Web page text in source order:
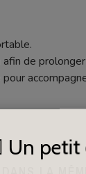
afin de
Un petit